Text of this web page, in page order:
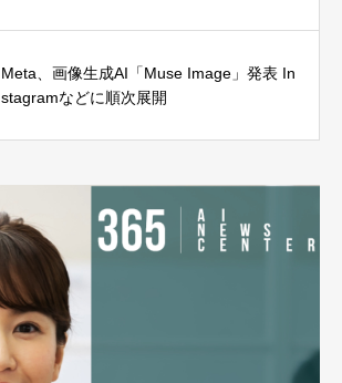
Meta、画像生成AI「Muse Image」発表 In
stagramなどに順次展開